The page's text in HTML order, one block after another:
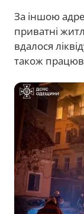
За іншою
приватні
вдалося
також